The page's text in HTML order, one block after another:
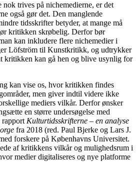
trives på nichemedierne, er det
også gør det. Den manglende
tidsskrifter betyder, at mange må
kritikken skrøbelig. Derfor bør
kan inkludere flere nichemedier i
Löfström til Kunstkritikk, og udtrykker
kritikken kan gå hen og blive usynlig for
kan vise os, hvor kritikken findes
men giver indtil videre ikke
mediers vilkår. Derfor ønsker
en større undersøgelse med
rapport Kulturtidsskrifterne – en analyse
fra 2018 (red. Paul Bjerke og Lars J.
forskere på Københavns Universitet.
af kritikkens vilkår og mulighedsrum i
medier digitaliseres og nye platforme